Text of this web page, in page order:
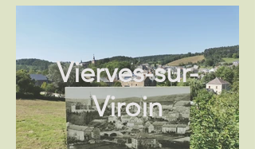
Vierves-sur-
Viroin